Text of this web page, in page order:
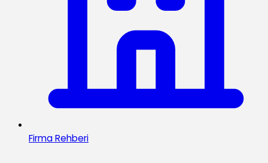
Firma Rehberi